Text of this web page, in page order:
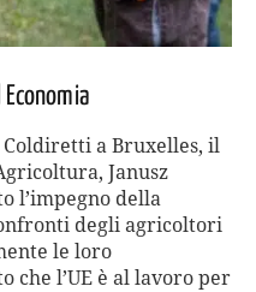
a Bruxelles, il
Janusz
l’impegno della
degli agricoltori
le loro
che l’UE è al lavoro per